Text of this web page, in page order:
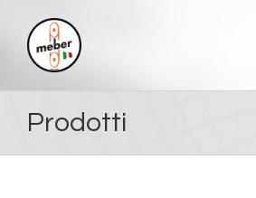
contenuto
Prodotti